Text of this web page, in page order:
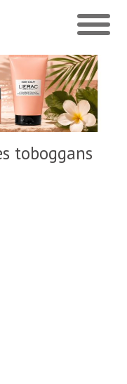
toboggans